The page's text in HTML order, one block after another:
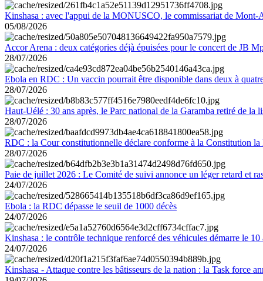
Kinshasa : avec l'appui de la MONUSCO, le commissariat de Mont-
05/08/2026
Accor Arena : deux catégories déjà épuisées pour le concert de JB
28/07/2026
Ebola en RDC : Un vaccin pourrait être disponible dans deux à
28/07/2026
Haut-Uélé : 30 ans après, le Parc national de la Garamba retiré de la
28/07/2026
RDC : la Cour constitutionnelle déclare conforme à la Constitution la
28/07/2026
Paie de juillet 2026 : Le Comité de suivi annonce un léger retard et
24/07/2026
Ebola : la RDC dépasse le seuil de 1000 décès
24/07/2026
Kinshasa : le contrôle technique renforcé des véhicules démarre le 10
24/07/2026
Kinshasa - Attaque contre les bâtisseurs de la nation : la Task force